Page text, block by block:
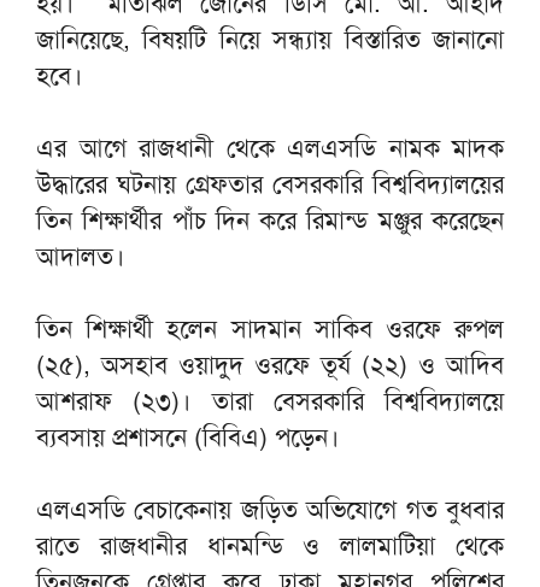
জানিয়েছে, বিষয়টি নিয়ে সন্ধ্যায় বিস্তারিত জানানো
হবে।
এর আগে রাজধানী থেকে এলএসডি নামক মাদক
উদ্ধারের ঘটনায় গ্রেফতার বেসরকারি বিশ্ববিদ্যালয়ের
তিন শিক্ষার্থীর পাঁচ দিন করে রিমান্ড মঞ্জুর করেছেন
আদালত।
তিন শিক্ষার্থী হলেন সাদমান সাকিব ওরফে রুপল
(২৫), অসহাব ওয়াদুদ ওরফে তূর্য (২২) ও আদিব
আশরাফ (২৩)। তারা বেসরকারি বিশ্ববিদ্যালয়ে
ব্যবসায় প্রশাসনে (বিবিএ) পড়েন।
এলএসডি বেচাকেনায় জড়িত অভিযোগে গত বুধবার
রাতে রাজধানীর ধানমন্ডি ও লালমাটিয়া থেকে